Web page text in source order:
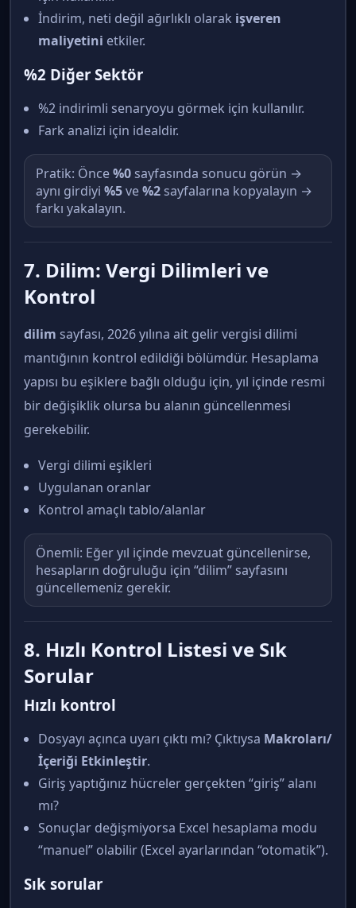
İndirim, neti değil ağırlıklı olarak işveren
maliyetini etkiler.
%2 Diğer Sektör
%2 indirimli senaryoyu görmek için kullanılır.
Fark analizi için idealdir.
Pratik: Önce%0 sayfasında sonucu görün →
aynı girdiyi %5ve%2 sayfalarına kopyalayın →
farkı yakalayın.
7. Dilim: Vergi Dilimleri ve
Kontrol
dilim sayfası, 2026 yılına ait gelir vergisi dilimi
mantığının kontrol edildiği bölümdür. Hesaplama
yapısı bu eşiklere bağlı olduğu için, yıl içinde resmi
bir değişiklik olursa bu alanın güncellenmesi
gerekebilir.
Vergi dilimi eşikleri
Uygulanan oranlar
Kontrol amaçlı tablo/alanlar
Önemli: Eğer yıl içinde mevzuat güncellenirse,
hesapların doğruluğu için “dilim” sayfasını
güncellemeniz gerekir.
8. Hızlı Kontrol Listesi ve Sık
Sorular
Hızlı kontrol
Dosyayı açınca uyarı çıktı mı? Çıktıysa Makroları/
İçeriği Etkinleştir.
Giriş yaptığınız hücreler gerçekten “giriş” alanı
mı?
Sonuçlar değişmiyorsa Excel hesaplama modu
“manuel” olabilir (Excel ayarlarından “otomatik”).
Sık sorular